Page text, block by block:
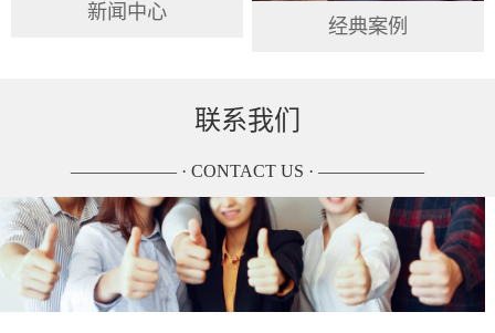
新闻中心
经典案例
联系我们
—————— · CONTACT US · ——————